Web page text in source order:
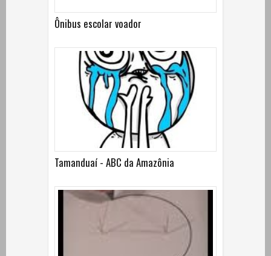
Ônibus escolar voador
Tamanduaí - ABC da Amazônia